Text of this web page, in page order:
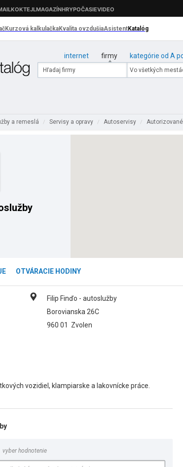
internet firmy kategórie od A
a remeslá / Servisy a opravy / Autoservisy /
OTVÁRACIE HODINY
Filip Finďo - autoslužby
Borovianska 26C
960 01
Zvolen
vozidiel, klampiarske a lakovnícke práce.
vyber hodnotenie